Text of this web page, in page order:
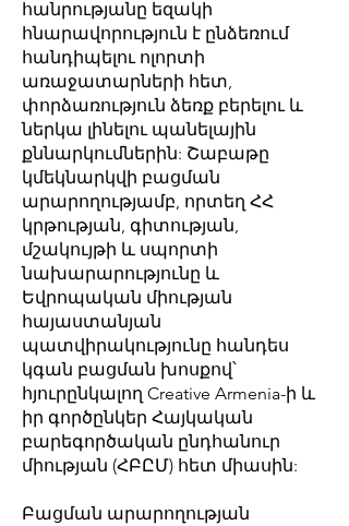
հանրությանը եզակի
հնարավորություն է ընձեռում
հանդիպելու ոլորտի
առաջատարների հետ,
փորձառություն ձեռք բերելու և
ներկա լինելու պանելային
քննարկումներին: Շաբաթը
կմեկնարկվի բացման
արարողությամբ, որտեղ ՀՀ
կրթության, գիտության,
մշակույթի և սպորտի
նախարարությունը և
Եվրոպական միության
հայաստանյան
պատվիրակությունը հանդես
կգան բացման խոսքով՝
հյուրընկալող Creative Armenia-ի և
իր գործընկեր Հայկական
բարեգործական ընդհանուր
միության (ՀԲԸՄ) հետ միասին:
Բացման արարողության